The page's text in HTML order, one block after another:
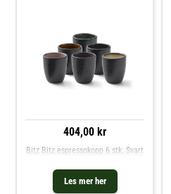
Pastatallerkener og andre
Tallerkener hos Royal Design.
404,00 kr
Les mer her
Bitz Bitz espressokopp 6 stk. Svart